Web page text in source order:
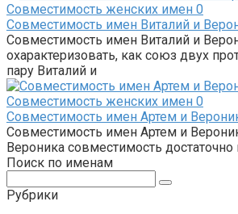
Совместимость женских имен 0
Совместимость имен Виталий и
Совместимость имен Виталий и
охарактеризовать, как союз двух
пару Виталий и
Совместимость женских имен 0
Совместимость имен Артем и
Совместимость имен Артем и
Вероника совместимость
Поиск по именам
Рубрики